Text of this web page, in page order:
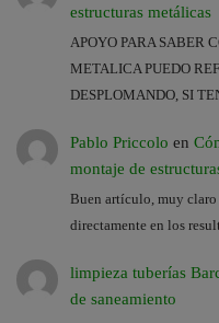
estructuras metálicas
APOYO PARA SABER
METALICA PUEDO
DESPLOMANDO, SI
Pablo Priccolo en
montaje de
Buen artículo, muy
directamente en los
limpieza tuberías
de saneamiento